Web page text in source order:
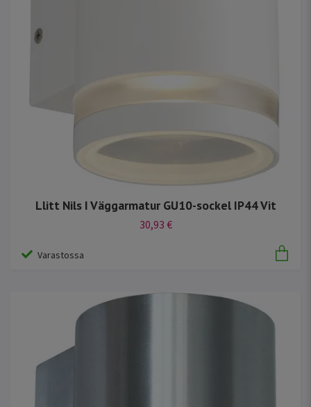
Llitt Nils I Väggarmatur GU10-sockel IP44 Vit
30,93 €
Varastossa